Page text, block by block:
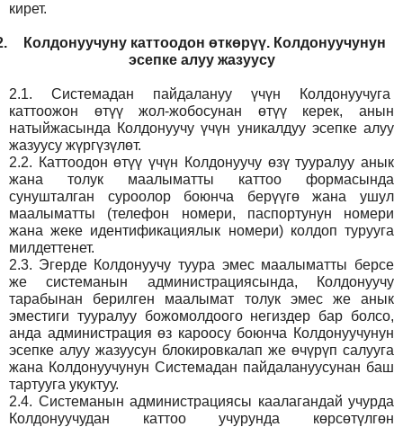
кирет.
Колдонуучуну каттоодон өткөрүү. Колдонуучунун
эсепке алуу жазуусу
2.1.
Системадан пайдалануу үчүн Колдонуучуга
каттоожон өтүү жол-жобосунан өтүү керек, анын
натыйжасында Колдонуучу үчүн уникалдуу эсепке алуу
жазуусу жүргүзүлөт.
2.2. Каттоодон өтүү үчүн Колдонуучу өзү тууралуу анык
жана толук маалыматты каттоо формасында
сунушталган суроолор боюнча берүүгө жана ушул
маалыматты (телефон номери, паспортунун номери
жана жеке идентификациялык номери) колдоп турууга
милдеттенет.
2.3. Эгерде Колдонуучу туура эмес маалыматты берсе
же системанын администрациясында, Колдонуучу
тарабынан берилген маалымат толук эмес же анык
эместиги тууралуу божомолдоого негиздер бар болсо,
анда администрация өз кароосу боюнча Колдонуучунун
эсепке алуу жазуусун блокировкалап же өчүрүп салууга
жана Колдонуучунун Системадан пайдалануусунан баш
тартууга укуктуу.
2.4. Системанын администрациясы каалагандай учурда
Колдонуучудан каттоо учурунда көрсөтүлгөн